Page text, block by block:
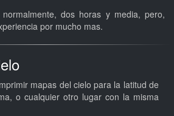
dos horas y media, pero,
por mucho mas.
mapas del cielo para la latitud de
o cualquier otro lugar con la misma